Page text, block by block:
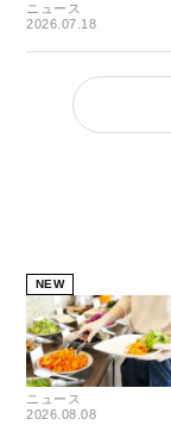
ニュース
2026.07.18
NEW
ニュース
2026.08.08